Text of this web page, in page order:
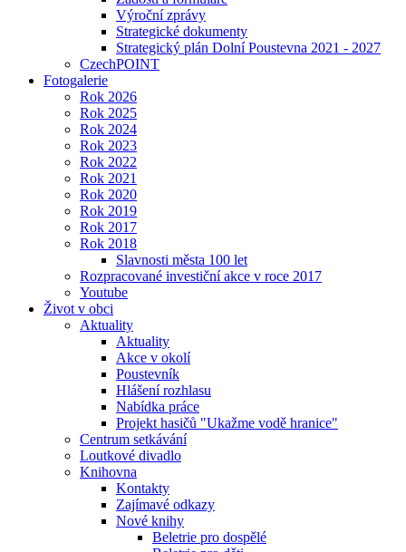
Výroční zprávy
Strategické dokumenty
Strategický plán Dolní Poustevna 2021 - 2027
CzechPOINT
Fotogalerie
Rok 2026
Rok 2025
Rok 2024
Rok 2023
Rok 2022
Rok 2021
Rok 2020
Rok 2019
Rok 2017
Rok 2018
Slavnosti města 100 let
Rozpracované investiční akce v roce 2017
Youtube
Život v obci
Aktuality
Aktuality
Akce v okolí
Poustevník
Hlášení rozhlasu
Nabídka práce
Projekt hasičů "Ukažme vodě hranice"
Centrum setkávání
Loutkové divadlo
Knihovna
Kontakty
Zajímavé odkazy
Nové knihy
Beletrie pro dospělé